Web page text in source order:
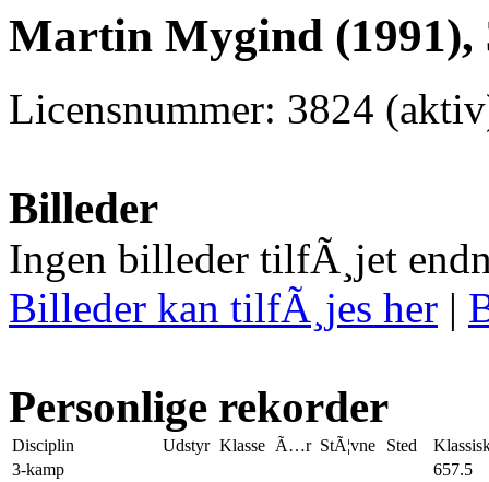
Martin Mygind (1991),
Licensnummer: 3824
Billeder
Ingen billeder tilfÃ¸jet
Billeder kan tilfÃ¸jes her |
Personlige rekorder
Disciplin Udstyr Klasse Ã…r StÃ¦vne Sted
3-kamp
657.5